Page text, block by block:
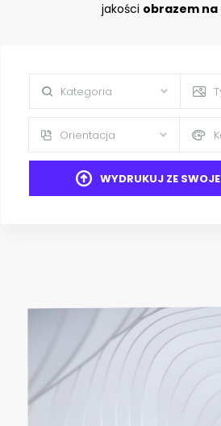
jakości obrazem na
Kategoria
Orientacja
WYDRUKUJ ZE